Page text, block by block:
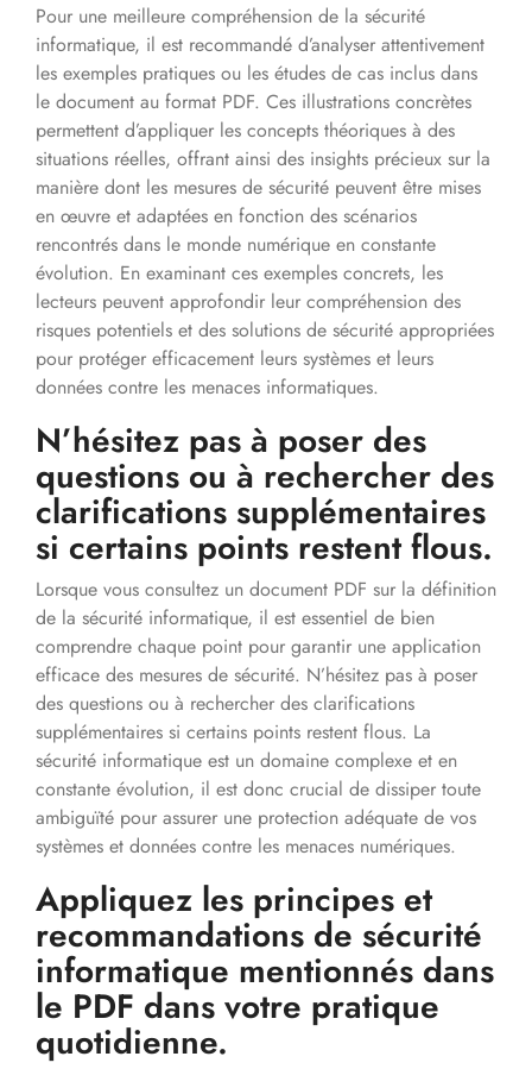
Pour une meilleure compréhension de la sécurité
informatique, il est recommandé d’analyser attentivement
les exemples pratiques ou les études de cas inclus dans
le document au format PDF. Ces illustrations concrètes
permettent d’appliquer les concepts théoriques à des
situations réelles, offrant ainsi des insights précieux sur la
manière dont les mesures de sécurité peuvent être mises
en œuvre et adaptées en fonction des scénarios
rencontrés dans le monde numérique en constante
évolution. En examinant ces exemples concrets, les
lecteurs peuvent approfondir leur compréhension des
risques potentiels et des solutions de sécurité appropriées
pour protéger efficacement leurs systèmes et leurs
données contre les menaces informatiques.
N’hésitez pas à poser des
questions ou à rechercher des
clarifications supplémentaires
si certains points restent flous.
Lorsque vous consultez un document PDF sur la définition
de la sécurité informatique, il est essentiel de bien
comprendre chaque point pour garantir une application
efficace des mesures de sécurité. N’hésitez pas à poser
des questions ou à rechercher des clarifications
supplémentaires si certains points restent flous. La
sécurité informatique est un domaine complexe et en
constante évolution, il est donc crucial de dissiper toute
ambiguïté pour assurer une protection adéquate de vos
systèmes et données contre les menaces numériques.
Appliquez les principes et
recommandations de sécurité
informatique mentionnés dans
le PDF dans votre pratique
quotidienne.